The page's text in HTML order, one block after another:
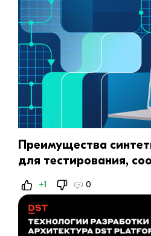
Преимущества
для тестирования,
генеративного ИИ
+1 0